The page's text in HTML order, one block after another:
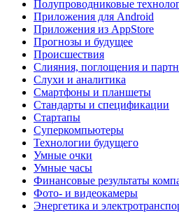
Полупроводниковые
Приложения для Android
Приложения из AppStore
Прогнозы и будущее
Происшествия
Слияния, поглощения и
Слухи и аналитика
Смартфоны и планшеты
Стандарты и спецификации
Стартапы
Суперкомпьютеры
Технологии будущего
Умные очки
Умные часы
Финансовые результаты
Фото- и видеокамеры
Энергетика и